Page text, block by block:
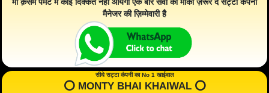
माँ क़सम पेमेंट में कोई दिक्कत नहीं आयेगी एक बार सेवा का मोका ज़रूर दे सट्टा कंपनी
मैनेजर की ज़िम्मेवारी है
सीधे सट्टा कंपनी का No 1 खाईवाल
⭕️ MONTY BHAI KHAIWAL ⭕️